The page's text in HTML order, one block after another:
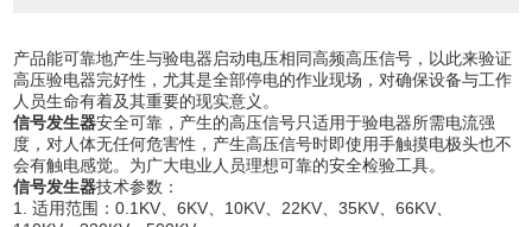
产品能可靠地产生与验电器启动电压相同高频高压信号，以此来验证
高压验电器完好性，尤其是全部停电的作业现场，对确保设备与工作
人员生命有着及其重要的现实意义。
信号发生器安全可靠，产生的高压信号只适用于验电器所需电流强
度，对人体无任何危害性，产生高压信号时即使用手触摸电极头也不
会有触电感觉。为广大电业人员理想可靠的安全检验工具。
信号发生器技术参数：
1. 适用范围：0.1KV、6KV、10KV、22KV、35KV、66KV、